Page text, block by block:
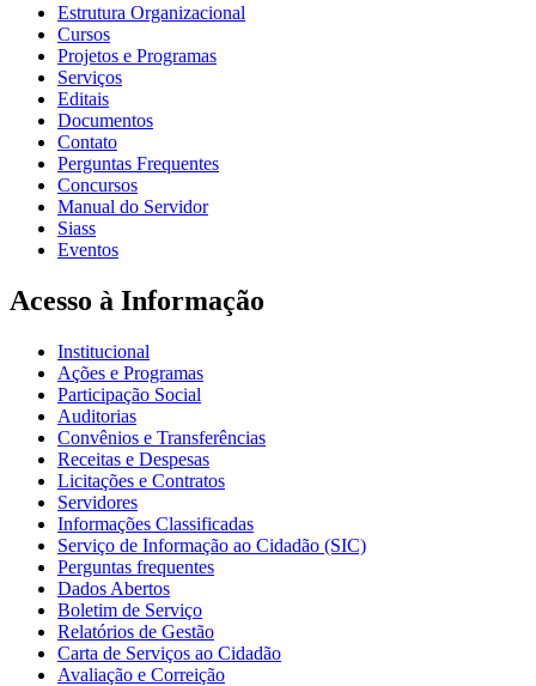
Estrutura Organizacional
Cursos
Projetos e Programas
Serviços
Editais
Documentos
Contato
Perguntas Frequentes
Concursos
Manual do Servidor
Siass
Eventos
Acesso à Informação
Institucional
Ações e Programas
Participação Social
Auditorias
Convênios e Transferências
Receitas e Despesas
Licitações e Contratos
Servidores
Informações Classificadas
Serviço de Informação ao Cidadão (SIC)
Perguntas frequentes
Dados Abertos
Boletim de Serviço
Relatórios de Gestão
Carta de Serviços ao Cidadão
Avaliação e Correição